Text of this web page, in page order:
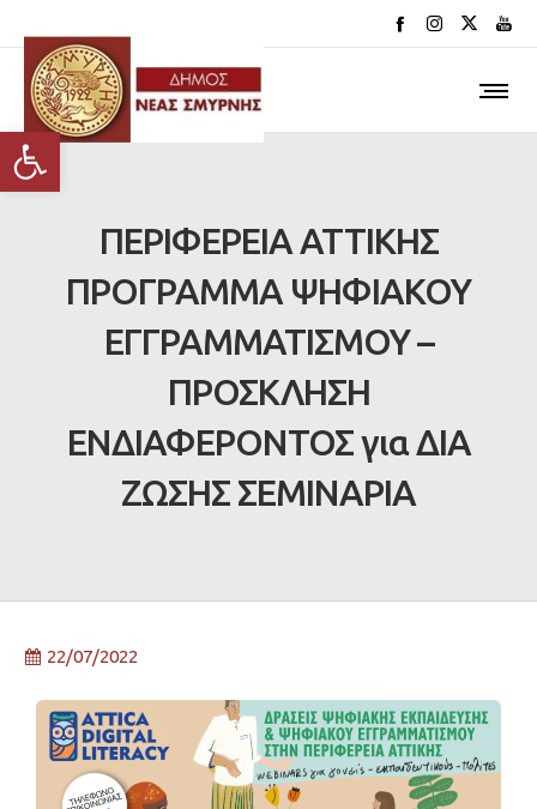
Ανοίξτε τη γραμμή εργαλείων
ΠΕΡΙΦΕΡΕΙΑ ΑΤΤΙΚΗΣ
ΠΡΟΓΡΑΜΜΑ ΨΗΦΙΑΚΟΥ
ΕΓΓΡΑΜΜΑΤΙΣΜΟΥ –
ΠΡΟΣΚΛΗΣΗ
ΕΝΔΙΑΦΕΡΟΝΤΟΣ για ΔΙΑ
ΖΩΣΗΣ ΣΕΜΙΝΑΡΙΑ
22/07/2022